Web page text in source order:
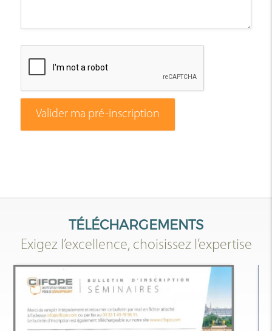
Valider ma pré-inscription
TÉLÉCHARGEMENTS
Exigez l’excellence, choisissez l’expertise